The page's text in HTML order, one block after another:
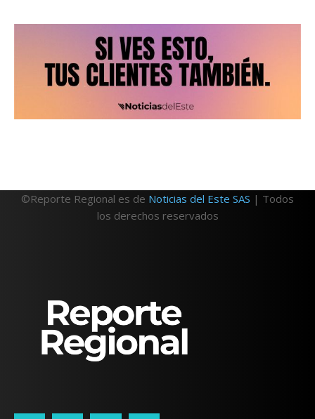
©Reporte Regional es de Noticias del Este SAS | Todos
los derechos reservados